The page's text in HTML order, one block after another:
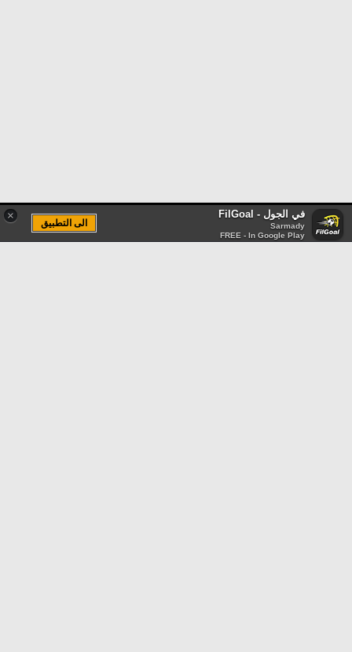
× في الجول - FilGoal
Sarmady
FREE - In Google Play
الى التطبيق